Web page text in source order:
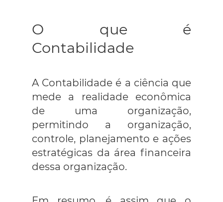
O que é
Contabilidade
A Contabilidade é a ciência que
mede a realidade econômica
de uma organização,
permitindo a organização,
controle, planejamento e ações
estratégicas da área financeira
dessa organização.